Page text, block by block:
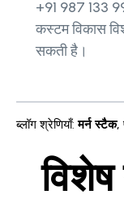
+91 987 133
कस्टम विकास
सकती है।
ब्लॉग श्रेणियाँ: मर्न स्टैक,